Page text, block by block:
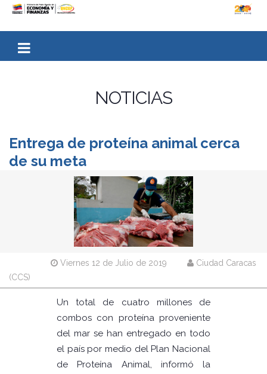
NOTICIAS
Entrega de proteína animal cerca
de su meta
Viernes 12 de Julio de 2019
Ciudad Caracas
(CCS)
Un total de cuatro millones de
combos con proteína proveniente
del mar se han entregado en todo
el país por medio del Plan Nacional
de Proteína Animal, informó la